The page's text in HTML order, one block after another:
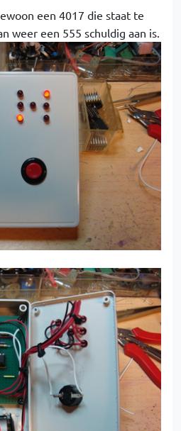
een 4017 die staat te
weer een 555 schuldig aan is.